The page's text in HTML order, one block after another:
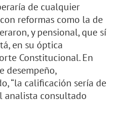
de cualquier
reformas como la de
y pensional, que sí
en su óptica
Constitucional. En
desempeño,
“la calificación sería de
analista consultado